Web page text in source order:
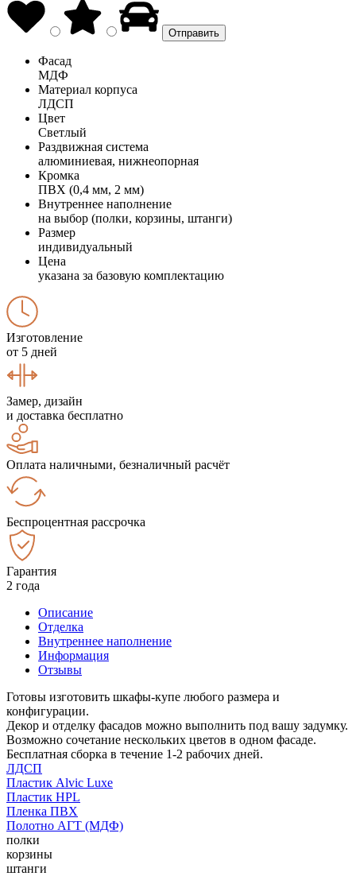
Фасад
МДФ
Материал корпуса
ЛДСП
Цвет
Светлый
Раздвижная система
алюминиевая, нижнеопорная
Кромка
ПВХ (0,4 мм, 2 мм)
Внутреннее наполнение
на выбор (полки, корзины, штанги)
Размер
индивидуальный
Цена
указана за базовую комплектацию
Изготовление
от 5 дней
Замер, дизайн
и доставка бесплатно
Оплата наличными, безналичный расчёт
Беспроцентная рассрочка
Гарантия
2 года
Описание
Отделка
Внутреннее наполнение
Информация
Отзывы
Готовы изготовить шкафы-купе любого размера и
конфигурации.
Декор и отделку фасадов можно выполнить под вашу задумку.
Возможно сочетание нескольких цветов в одном фасаде.
Бесплатная сборка в течение 1-2 рабочих дней.
ЛДСП
Пластик Alvic Luxe
Пластик HPL
Пленка ПВХ
Полотно АГТ (МДФ)
полки
корзины
штанги